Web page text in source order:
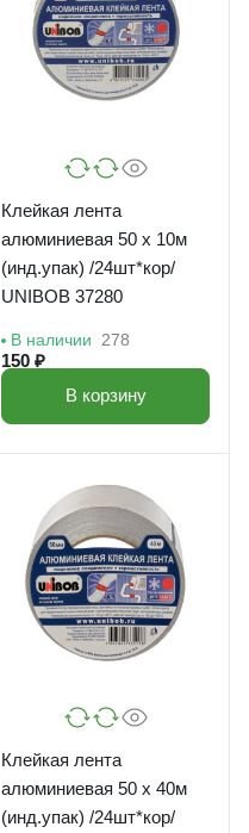
Клейкая лента
алюминиевая 50 х 10м
(инд.упак) /24шт*кор/
UNIBOB 37280
В наличии 278
150 ₽
В корзину
Клейкая лента
алюминиевая 50 х 40м
(инд.упак) /24шт*кор/